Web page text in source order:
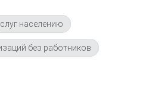
населению
без работников